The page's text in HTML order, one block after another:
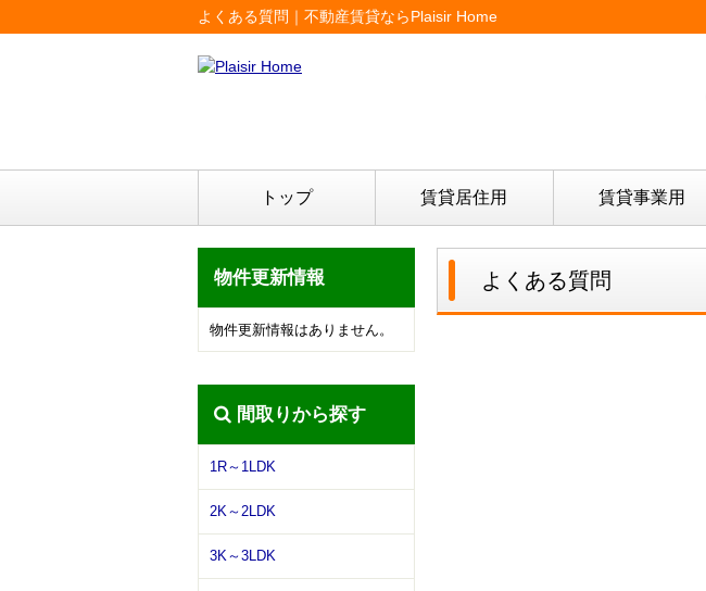
よくある質問｜不動産賃貸ならPlaisir Home
トップ 賃貸居住用 賃貸事業用
物件更新情報
物件更新情報はありません。
間取りから探す
1R～1LDK
2K～2LDK
3K～3LDK
よくある質問